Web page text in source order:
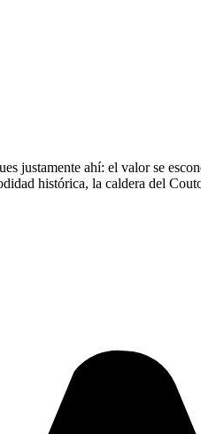
justamente ahí: el valor se
histórica, la caldera del